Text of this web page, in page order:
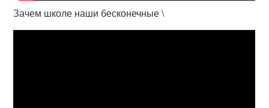
Зачем школе наши бесконечные \